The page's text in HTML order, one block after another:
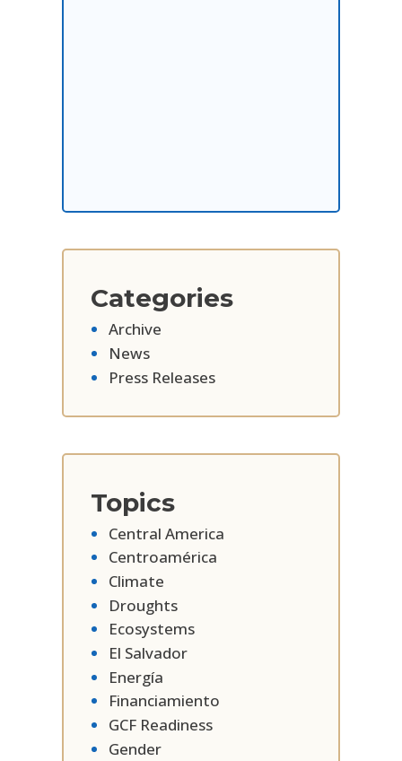
Categories
Archive
News
Press Releases
Topics
Central America
Centroamérica
Climate
Droughts
Ecosystems
El Salvador
Energía
Financiamiento
GCF Readiness
Gender